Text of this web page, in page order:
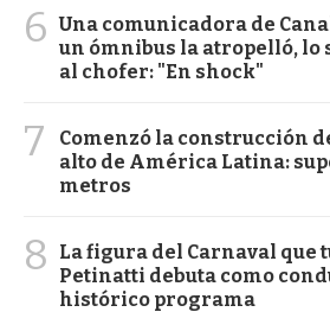
6 Una comunicadora de
un ómnibus la atropelló, lo
al chofer: "En shock"
7
Comenzó la construcción
alto de América Latina:
metros
8
La figura del Carnaval que
Petinatti debuta como
histórico programa